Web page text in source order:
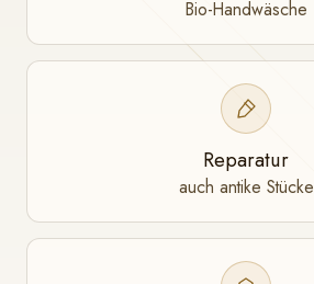
Bio-Handwäsche
Reparatur
auch antike Stücke